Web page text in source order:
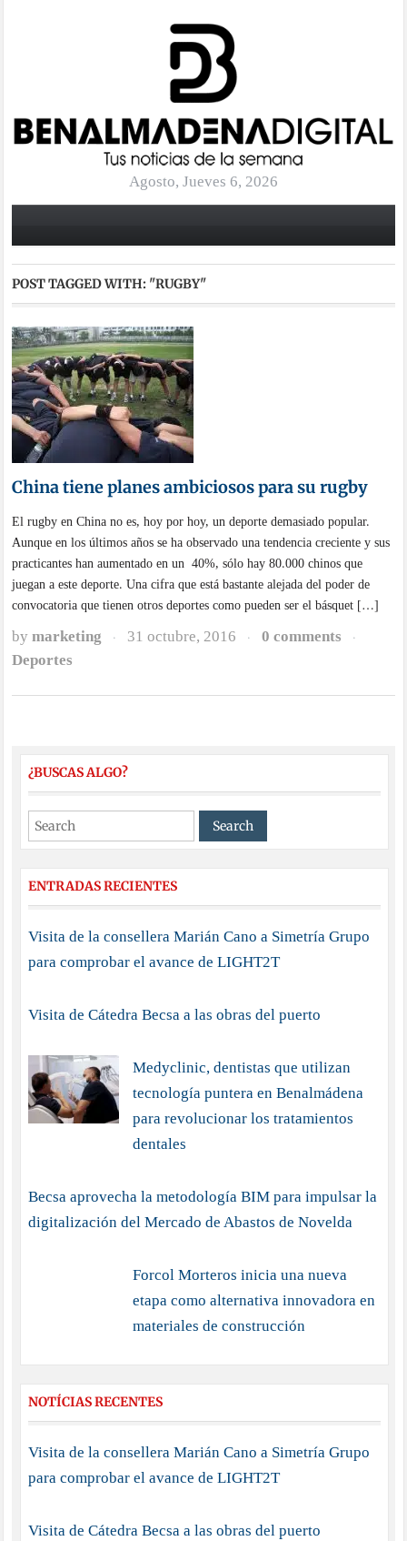
Agosto, Jueves 6, 2026
POST TAGGED WITH: "RUGBY"
China tiene planes ambiciosos para su rugby
El rugby en China no es, hoy por hoy, un deporte demasiado popular.
Aunque en los últimos años se ha observado una tendencia creciente y sus
practicantes han aumentado en un 40%, sólo hay 80.000 chinos que
juegan a este deporte. Una cifra que está bastante alejada del poder de
convocatoria que tienen otros deportes como pueden ser el básquet […]
bymarketing · 31 octubre, 2016 · 0 comments ·
Deportes
¿BUSCAS ALGO?
ENTRADAS RECIENTES
Visita de la consellera Marián Cano a Simetría Grupo
para comprobar el avance de LIGHT2T
Visita de Cátedra Becsa a las obras del puerto
Medyclinic, dentistas que utilizan
tecnología puntera en Benalmádena
para revolucionar los tratamientos
dentales
Becsa aprovecha la metodología BIM para impulsar la
digitalización del Mercado de Abastos de Novelda
Forcol Morteros inicia una nueva
etapa como alternativa innovadora en
materiales de construcción
NOTÍCIAS RECENTES
Visita de la consellera Marián Cano a Simetría Grupo
para comprobar el avance de LIGHT2T
Visita de Cátedra Becsa a las obras del puerto